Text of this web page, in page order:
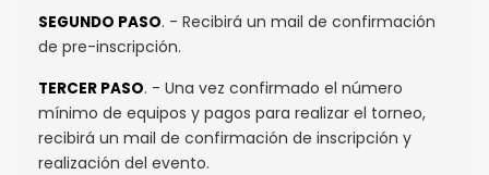
SEGUNDO PASO. - Recibirá un mail de confirmación
de pre-inscripción.
TERCER PASO. - Una vez confirmado el número
mínimo de equipos y pagos para realizar el torneo,
recibirá un mail de confirmación de inscripción y
realización del evento.